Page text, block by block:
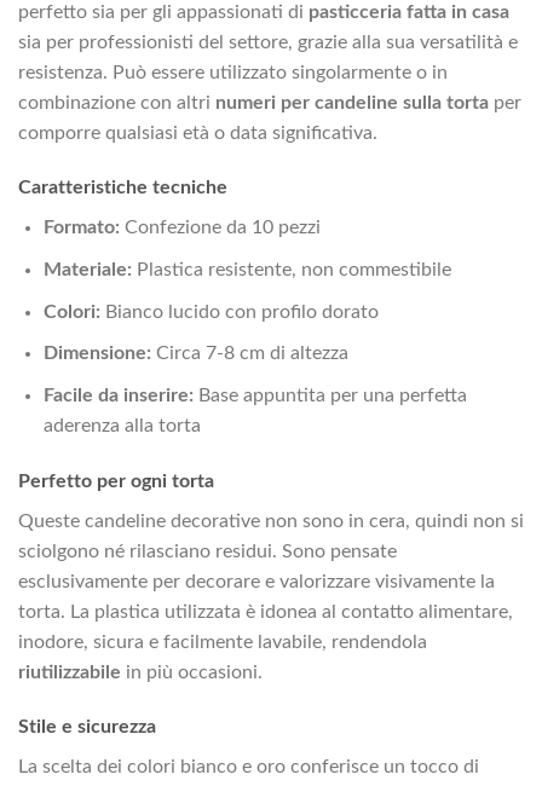
perfetto sia per gli appassionati di pasticceria fatta in casa
sia per professionisti del settore, grazie alla sua versatilità e
resistenza. Può essere utilizzato singolarmente o in
combinazione con altri numeri per candeline sulla torta per
comporre qualsiasi età o data significativa.
Caratteristiche tecniche
Formato: Confezione da 10 pezzi
Materiale: Plastica resistente, non commestibile
Colori: Bianco lucido con profilo dorato
Dimensione: Circa 7-8 cm di altezza
Facile da inserire: Base appuntita per una perfetta
aderenza alla torta
Perfetto per ogni torta
Queste candeline decorative non sono in cera, quindi non si
sciolgono né rilasciano residui. Sono pensate
esclusivamente per decorare e valorizzare visivamente la
torta. La plastica utilizzata è idonea al contatto alimentare,
inodore, sicura e facilmente lavabile, rendendola
riutilizzabile in più occasioni.
Stile e sicurezza
La scelta dei colori bianco e oro conferisce un tocco di